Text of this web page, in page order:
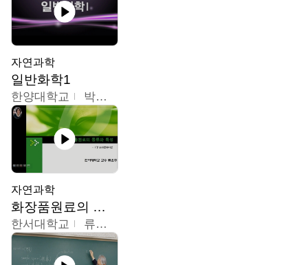
자연과학
일반화학1
한양대학교 박경호
자연과학
화장품원료의 종류와 특성
한서대학교 류은주